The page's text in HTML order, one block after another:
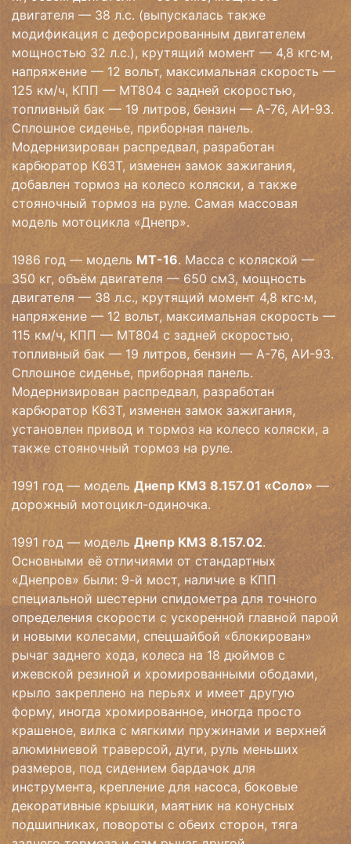
двигателя — 38 л.с. (выпускалась также
модификация с дефорсированным двигателем
мощностью 32 л.с.), крутящий момент — 4,8 кгс·м,
напряжение — 12 вольт, максимальная скорость —
125 км/ч, КПП — МТ804 с задней скоростью,
топливный бак — 19 литров, бензин — А-76, АИ-93.
Сплошное сиденье, приборная панель.
Модернизирован распредвал, разработан
карбюратор К63Т, изменен замок зажигания,
добавлен тормоз на колесо коляски, а также
стояночный тормоз на руле. Самая массовая
модель мотоцикла «Днепр».
1986 год — модельМТ-16. Масса с коляской —
350 кг, объём двигателя — 650 см3, мощность
двигателя — 38 л.с., крутящий момент 4,8 кгс·м,
напряжение — 12 вольт, максимальная скорость —
115 км/ч, КПП — МТ804 с задней скоростью,
топливный бак — 19 литров, бензин — А-76, АИ-93.
Сплошное сиденье, приборная панель.
Модернизирован распредвал, разработан
карбюратор К63Т, изменен замок зажигания,
установлен привод и тормоз на колесо коляски, а
также стояночный тормоз на руле.
1991 год — модель Днепр КМЗ 8.157.01 «Соло» —
дорожный мотоцикл-одиночка.
1991 год — модель Днепр КМЗ 8.157.02.
Основными её отличиями от стандартных
«Днепров» были: 9-й мост, наличие в КПП
специальной шестерни спидометра для точного
определения скорости с ускоренной главной парой
и новыми колесами, спецшайбой «блокирован»
рычаг заднего хода, колеса на 18 дюймов с
ижевской резиной и хромированными ободами,
крыло закреплено на перьях и имеет другую
форму, иногда хромированное, иногда просто
крашеное, вилка с мягкими пружинами и верхней
алюминиевой траверсой, дуги, руль меньших
размеров, под сидением бардачок для
инструмента, крепление для насоса, боковые
декоративные крышки, маятник на конусных
подшипниках, повороты с обеих сторон, тяга